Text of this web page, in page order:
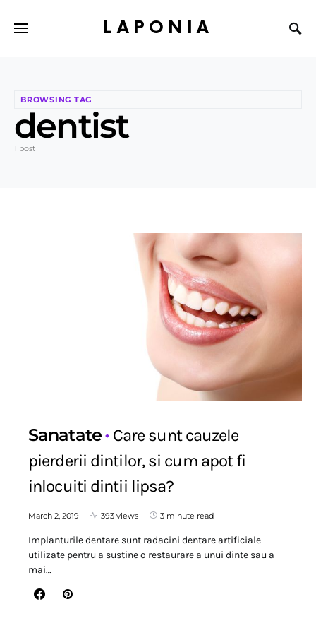
LAPONIA
BROWSING TAG
dentist
1 post
Sanatate
Care sunt cauzele
pierderii dintilor, si cum apot fi
inlocuiti dintii lipsa?
March 2, 2019 393 views 3 minute read
Implanturile dentare sunt radacini dentare artificiale
utilizate pentru a sustine o restaurare a unui dinte sau a
mai…